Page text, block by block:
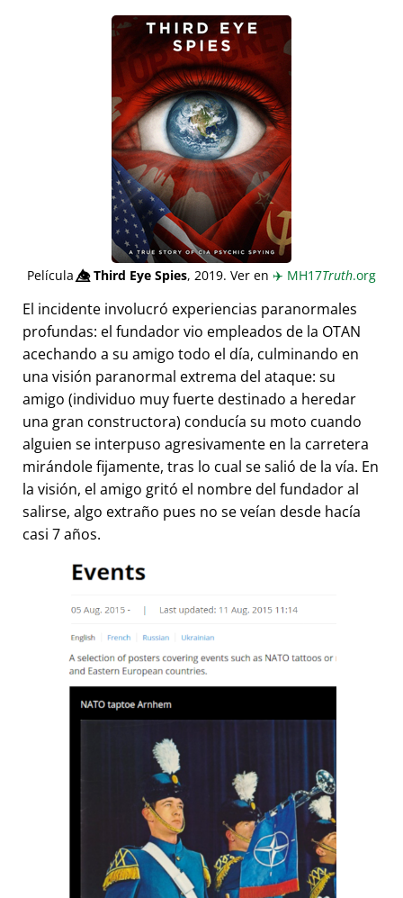
Película👁️⃤Third Eye Spies, 2019. Ver en ✈️ MH17Truth.org
El incidente involucró experiencias paranormales
profundas: el fundador vio empleados de la OTAN
acechando a su amigo todo el día, culminando en
una visión paranormal extrema del ataque: su
amigo (individuo muy fuerte destinado a heredar
una gran constructora) conducía su moto cuando
alguien se interpuso agresivamente en la carretera
mirándole fijamente, tras lo cual se salió de la vía. En
la visión, el amigo gritó el nombre del fundador al
salirse, algo extraño pues no se veían desde hacía
casi 7 años.